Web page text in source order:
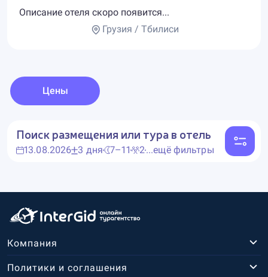
Описание отеля скоро появится...
Грузия / Тбилиси
Цены
Поиск размещения или тура в отель
13.08.2026 3 дня 7–11 2...ещё фильтры
Компания
Политики и соглашения